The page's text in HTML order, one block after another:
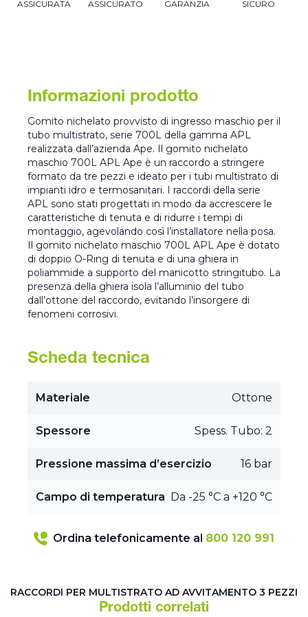
ASSICURATA ASSICURATO GARANZIA SICURO
Informazioni prodotto
Gomito nichelato provvisto di ingresso maschio per il
tubo multistrato, serie 700L della gamma APL
realizzata dall’azienda Ape. Il gomito nichelato
maschio 700L APL Ape è un raccordo a stringere
formato da tre pezzi e ideato per i tubi multistrato di
impianti idro e termosanitari. I raccordi della serie
APL sono stati progettati in modo da accrescere le
caratteristiche di tenuta e di ridurre i tempi di
montaggio, agevolando così l’installatore nella posa.
Il gomito nichelato maschio 700L APL Ape è dotato
di doppio O-Ring di tenuta e di una ghiera in
poliammide a supporto del manicotto stringitubo. La
presenza della ghiera isola l’alluminio del tubo
dall’ottone del raccordo, evitando l’insorgere di
fenomeni corrosivi.
Scheda tecnica
Materiale Ottone
Spessore Spess. Tubo: 2
Pressione massima d’esercizio 16 bar
Campo di temperatura Da -25 °C a +120 °C
Ordina telefonicamente al 800 120 991
RACCORDI PER MULTISTRATO AD AVVITAMENTO 3 PEZZI
Prodotti correlati